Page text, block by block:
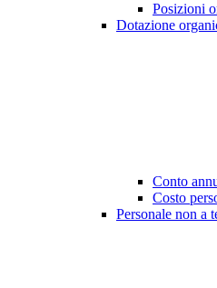
Posizioni
Dotazione
Conto
Costo
Personale non a